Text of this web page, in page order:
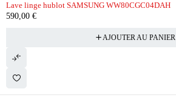
Lave linge hublot SAMSUNG WW80CGC04DAH
590,00 €
AJOUTER AU PANIER